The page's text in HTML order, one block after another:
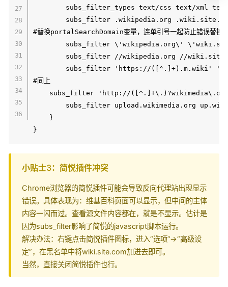
subs_filter_types text/css text/xml
subs_filter .wikipedia.org
#替换portalSearchDomain变量，连单引号一起防止错误替换
subs_filter \'wikipedia.org\'
subs_filter //wikipedia.org //
subs_filter 'https://([^.]+).m.wiki'
#同上
subs_filter upload.wikimedia.org
    }
小贴士3：简悦插件冲突
Chrome浏览器的简悦插件可能会导致反向代理站出现显示
错误。具体表现为：维基百科页面可以显示，但中间的主体
内容一闪而过。查看源文件内容都在，就是不显示。估计是
因为subs_filter影响了简悦的javascript脚本运行。
解决办法：右键点击简悦插件图标，进入“选项”->“高级设
定”，在黑名单中将wiki.site.com加进去即可。
当然，直接关闭简悦插件也行。